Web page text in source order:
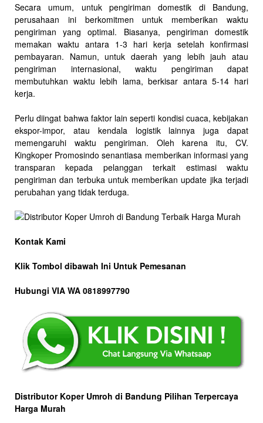
Secara umum, untuk pengiriman domestik di Bandung,
perusahaan ini berkomitmen untuk memberikan waktu
pengiriman yang optimal. Biasanya, pengiriman domestik
memakan waktu antara 1-3 hari kerja setelah konfirmasi
pembayaran. Namun, untuk daerah yang lebih jauh atau
pengiriman internasional, waktu pengiriman dapat
membutuhkan waktu lebih lama, berkisar antara 5-14 hari
kerja.
Perlu diingat bahwa faktor lain seperti kondisi cuaca, kebijakan
ekspor-impor, atau kendala logistik lainnya juga dapat
memengaruhi waktu pengiriman. Oleh karena itu, CV.
Kingkoper Promosindo senantiasa memberikan informasi yang
transparan kepada pelanggan terkait estimasi waktu
pengiriman dan terbuka untuk memberikan update jika terjadi
perubahan yang tidak terduga.
Kontak Kami
Klik Tombol dibawah Ini Untuk Pemesanan
Hubungi VIA WA 0818997790
Distributor Koper Umroh di Bandung Pilihan Terpercaya
Harga Murah